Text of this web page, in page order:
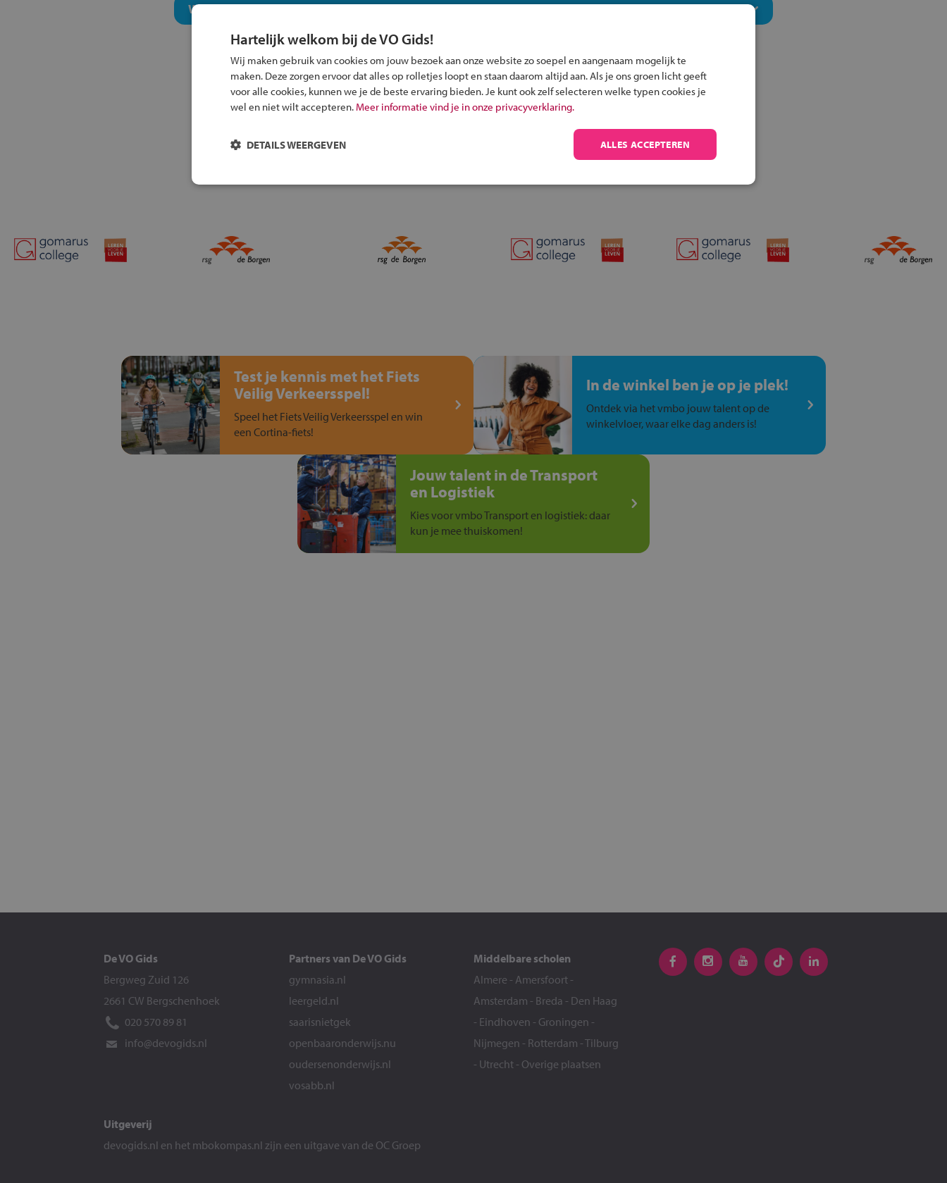
Welk onderwijsconcept past bij jou?
Inschrijven?
Alle informatie om je kind aan te melden bij
Test je kennis met het Fiets
Veilig Verkeersspel!
Speel het Fiets Veilig Verkeersspel en win
een Cortina-fiets!
In de winkel ben je op je plek!
Ontdek via het vmbo jouw talent op de
winkelvloer, waar elke dag anders is!
Jouw talent in de Transport
en Logistiek
Kies voor vmbo Transport en logistiek: daar
kun je mee thuiskomen!
De VO Gids
Bergweg Zuid 126
2661 CW Bergschenhoek
020 570 89 81
info@devogids.nl
Partners van De VO Gids
gymnasia.nl
leergeld.nl
saarisnietgek
openbaaronderwijs.nu
oudersenonderwijs.nl
vosabb.nl
Middelbare scholen
Almere - Amersfoort -
Amsterdam - Breda - Den Haag
- Eindhoven - Groningen -
Nijmegen - Rotterdam -Tilburg
- Utrecht - Overige plaatsen
Uitgeverij
devogids.nl en het mbokompas.nl zijn een uitgave van de OC Groep
Hartelijk welkom bij de VO Gids!
Wij maken gebruik van cookies om jouw bezoek aan onze website zo soepel en aangenaam mogelijk te
maken. Deze zorgen ervoor dat alles op rolletjes loopt en staan daarom altijd aan. Als je ons groen licht geeft
voor alle cookies, kunnen we je de beste ervaring bieden. Je kunt ook zelf selecteren welke typen cookies je
wel en niet wilt accepteren. Meer informatie vind je in onze privacyverklaring.
ALLES ACCEPTEREN
DETAILS WEERGEVEN